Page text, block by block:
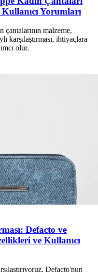
Yorumları
çantalarının malzeme,
karşılaştırması, ihtiyaçlara
olur.
Defacto ve
ve Kullanıcı
Defacto'nun